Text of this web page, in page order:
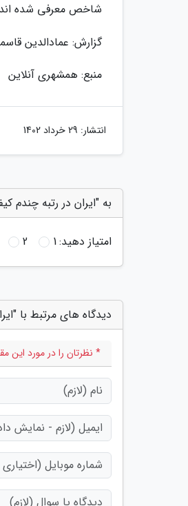
شاخص معرفی شده
گزارش: عمادالدین
منبع: همشهری آنلاین
انتشار: 29 خرداد 1402
به "ایران در رتبه چندم
امتیاز دهید:1
2
دیدگاه های مرتبط با
* نظرتان را در مورد این